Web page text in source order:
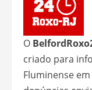
O
criado para
Fluminense em